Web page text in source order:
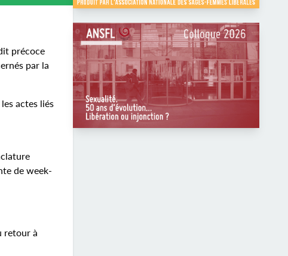
précoce
par la
actes liés
de week-
retour à